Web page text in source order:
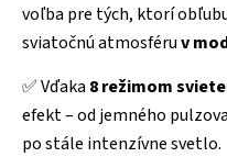
voľba pre tých, ktorí
sviatočnú atmosféruv
✅ Vďaka 8 režimom
efekt – od jemného
po stále intenzívne svetlo.